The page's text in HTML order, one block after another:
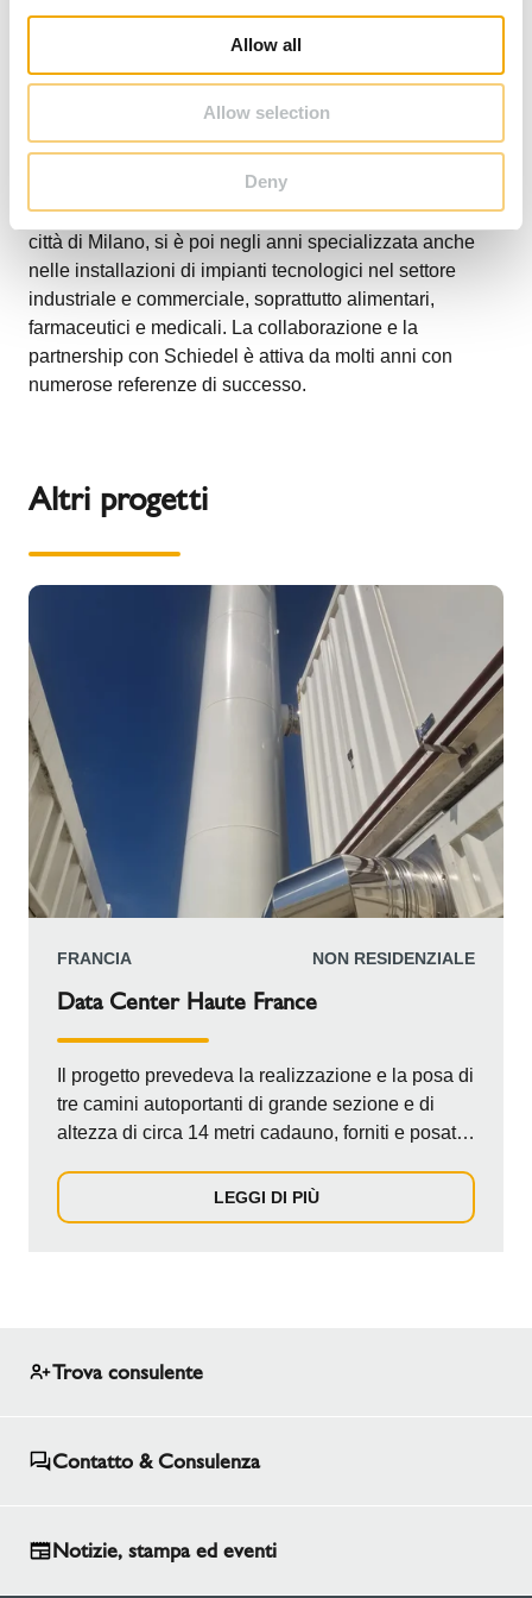
Allow all
Allow selection
Deny
Il nostro cliente è una nota e prestigiosa società
d'installazione e costruzione con sede a Milano, attiva
dagli anni sessanta fino ad oggi. Specializzata
nell'impiantistica residenziale e civile, firma di tante
realizzazioni in palazzi e condomini prestigiosi della
città di Milano, si è poi negli anni specializzata anche
nelle installazioni di impianti tecnologici nel settore
industriale e commerciale, soprattutto alimentari,
farmaceutici e medicali. La collaborazione e la
partnership con Schiedel è attiva da molti anni con
numerose referenze di successo.
Altri progetti
FRANCIA NON RESIDENZIALE
Data Center Haute France
Il progetto prevedeva la realizzazione e la posa di
tre camini autoportanti di grande sezione e di
altezza di circa 14 metri cadauno, forniti e posati
gruppi elettrogeni a servizio di un importante Data
Center nel dipartimento Haute France. I canali da
LEGGI DI PIÙ
Trova consulente
Contatto & Consulenza
Notizie, stampa ed eventi